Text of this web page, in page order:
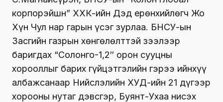
корпорэйшн” ХХК-ийн Дэд ерөнхийлөгч Жо
Хүн Чул нар гарын үсэг зурлаа. БНСУ-ын
Засгийн газрын хөнгөлөлттэй зээлээр
баригдах “Солонго-1,2″ орон сууцны
хорооллыг барих гүйцэтгэлийн гэрээ ийнхүү
албажсанаар Нийслэлийн ХУД-ийн 21 дүгээр
хорооны нутаг дэвсгэр, Буянт-Ухаа нисэх